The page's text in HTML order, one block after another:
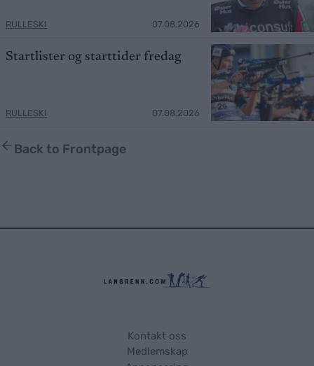
RULLESKI 07.08.2026
Startlister og starttider fredag
RULLESKI 07.08.2026
Back to Frontpage
Kontakt oss
Medlemskap